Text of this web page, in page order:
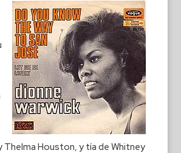
Thelma Houston, y tía de Whitney